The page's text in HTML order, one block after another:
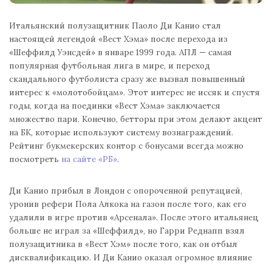
Итальянский полузащитник Паоло Ди Канио стал
настоящей легендой «Вест Хэма» после перехода из
«Шеффилд Уэнсдей» в январе 1999 года. АПЛ — самая
популярная футбольная лига в мире, и переход
скандального футболиста сразу же вызвал повышенный
интерес к «молотобойцам». Этот интерес не иссяк и спустя
годы, когда на поединки «Вест Хэма» заключается
множество пари. Конечно, бетторы при этом делают акцент
на БК, которые используют систему вознаграждений.
Рейтинг букмекерских контор с бонусами всегда можно
посмотреть на сайте «РБ».
Ди Канио прибыл в Лондон с опороченной репутацией,
уронив рефери Пола Алкока на газон после того, как его
удалили в игре против «Арсенала». После этого итальянец
больше не играл за «Шеффилд», но Гарри Реднапп взял
полузащитника в «Вест Хэм» после того, как он отбыл
дисквалификацию. И Ди Канио оказал огромное влияние